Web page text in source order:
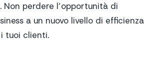
perdere l’opportunità di
a un nuovo livello di efficienza
tuoi clienti.